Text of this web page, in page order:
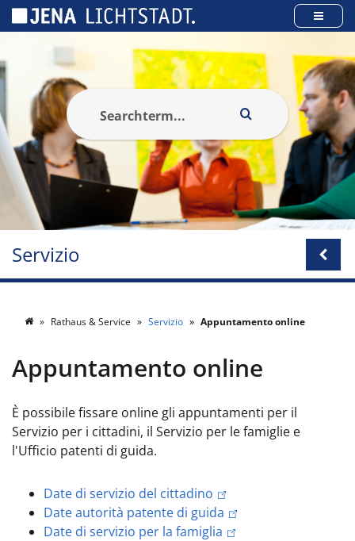
Servizio
Rathaus & Service Servizio Appuntamento online
Appuntamento online
È possibile fissare online gli appuntamenti per il
Servizio per i cittadini, il Servizio per le famiglie e
l'Ufficio patenti di guida.
Date di servizio del cittadino
Date autorità patente di guida
Date di servizio per la famiglia
Pannello di gestione dei cookies